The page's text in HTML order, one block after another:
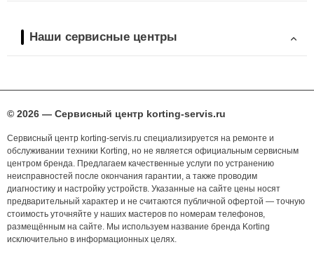
Наши сервисные центры
© 2026 — Сервисный центр korting-servis.ru
Сервисный центр korting-servis.ru специализируется на ремонте и
обслуживании техники Korting, но не является официальным сервисным
центром бренда. Предлагаем качественные услуги по устранению
неисправностей после окончания гарантии, а также проводим
диагностику и настройку устройств. Указанные на сайте цены носят
предварительный характер и не считаются публичной офертой — точную
стоимость уточняйте у наших мастеров по номерам телефонов,
размещённым на сайте. Мы используем название бренда Korting
исключительно в информационных целях.